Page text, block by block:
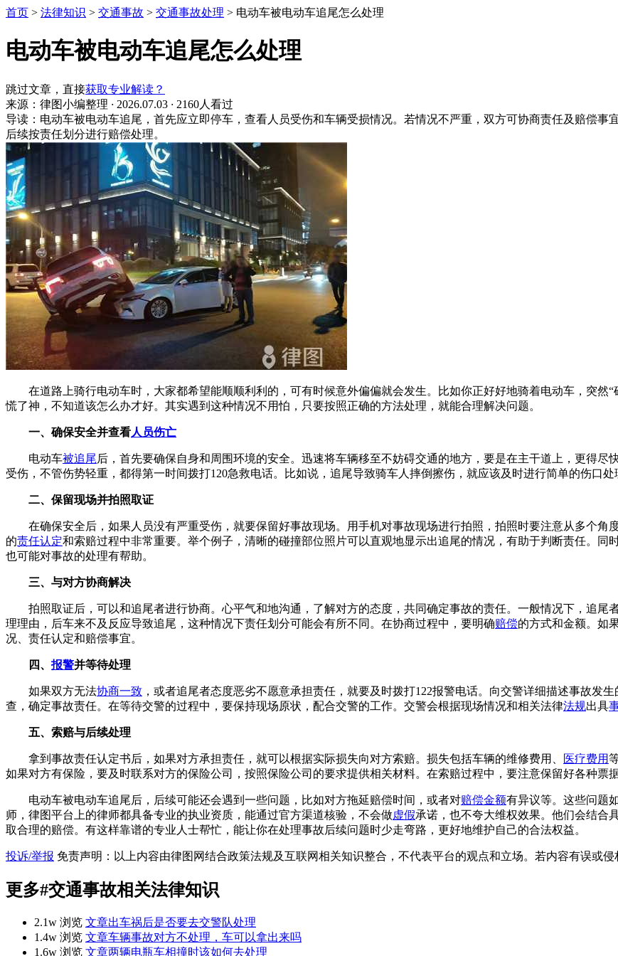
首页 > 法律知识 > 交通事故 > 交通事故处理 > 电动车被电动车追尾怎么处理
电动车被电动车追尾怎么处理
跳过文章，直接获取专业解读？
来源：律图小编整理 · 2026.07.03 · 2160人看过
导读：电动车被电动车追尾，首先应立即停车，查看人员受伤和车辆受损情况。若情况不严重，双方可协商责任及赔偿事
后续按责任划分进行赔偿处理。
在道路上骑行电动车时，大家都希望能顺顺利利的，可有时候意外偏偏就会发生。比如你正好好地骑着电动车，突然
慌了神，不知道该怎么办才好。其实遇到这种情况不用怕，只要按照正确的方法处理，就能合理解决问题。
一、确保安全并查看人员伤亡
电动车被追尾后，首先要确保自身和周围环境的安全。迅速将车辆移至不妨碍交通的地方，要是在主干道上，更得尽
受伤，不管伤势轻重，都得第一时间拨打120急救电话。比如说，追尾导致骑车人摔倒擦伤，就应该及时进行简单的伤口处
二、保留现场并拍照取证
在确保安全后，如果人员没有严重受伤，就要保留好事故现场。用手机对事故现场进行拍照，拍照时要注意从多个
的责任认定和索赔过程中非常重要。举个例子，清晰的碰撞部位照片可以直观地显示出追尾的情况，有助于判断责任。
也可能对事故的处理有帮助。
三、与对方协商解决
拍照取证后，可以和追尾者进行协商。心平气和地沟通，了解对方的态度，共同确定事故的责任。一般情况下，追尾
理理由，后车来不及反应导致追尾，这种情况下责任划分可能会有所不同。在协商过程中，要明确赔偿的方式和金额。如
况、责任认定和赔偿事宜。
四、 报警并等待处理
如果双方无法协商一致 ，或者追尾者态度恶劣不愿意承担责任，就要及时拨打122报警电话。向交警详细描述事故发
查，确定事故责任。在等待交警的过程中，要保持现场原状，配合交警的工作。交警会根据现场情况和相关法律法规出具
五、索赔与后续处理
拿到事故责任认定书后，如果对方承担责任，就可以根据实际损失向对方索赔。损失包括车辆的维修费用、 医疗费用
如果对方有保险，要及时联系对方的保险公司，按照保险公司的要求提供相关材料。在索赔过程中，要注意保留好各种票
电动车被电动车追尾后，后续可能还会遇到一些问题，比如对方拖延赔偿时间，或者对赔偿金额有异议等。这些问题
师，律图平台上的律师都具备专业的执业资质，能通过官方渠道核验，不会做虚假承诺，也不夸大维权效果。他们会结合
取合理的赔偿。有这样靠谱的专业人士帮忙，能让你在处理事故后续问题时少走弯路，更好地维护自己的合法权益。
投诉/举报 免责声明：以上内容由律图网结合政策法规及互联网相关知识整合，不代表平台的观点和立场。若内容有误或
更多#交通事故相关法律知识
2.1w 浏览 文章出车祸后是否要去交警队处理
1.4w 浏览 文章车辆事故对方不处理，车可以拿出来吗
1.6w 浏览 文章两辆电瓶车相撞时该如何去处理